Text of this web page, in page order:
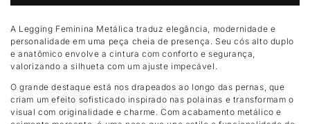
Yoga
Luxor
Metálica
Devi
|
Metálica
Yoga
Luxor
Metálica
Devi
|
Metálica
A Legging Feminina Metálica traduz elegância, modernidade e
personalidade em uma peça cheia de presença. Seu cós alto duplo
e anatômico envolve a cintura com conforto e segurança,
valorizando a silhueta com um ajuste impecável.
O grande destaque está nos drapeados ao longo das pernas, que
criam um efeito sofisticado inspirado nas polainas e transformam o
visual com originalidade e charme. Com acabamento metálico e